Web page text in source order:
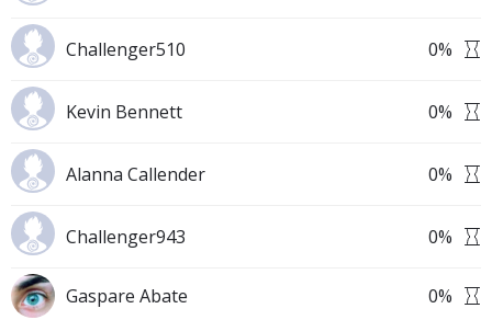
Challenger510 0%
Kevin Bennett 0%
Alanna Callender 0%
Challenger943 0%
Gaspare Abate 0%